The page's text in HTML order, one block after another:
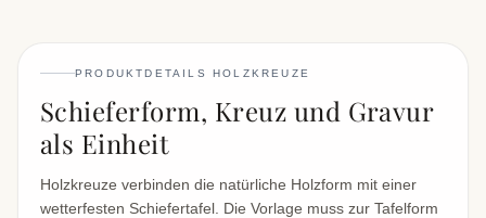
PRODUKTDETAILS HOLZKREUZE
Schieferform, Kreuz und Gravur
als Einheit
Holzkreuze verbinden die natürliche Holzform mit einer
wetterfesten Schiefertafel. Die Vorlage muss zur Tafelform